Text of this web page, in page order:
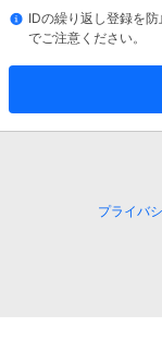
IDの繰り返し登録を
でご注意ください。
プライバ